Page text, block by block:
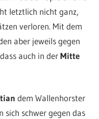
letztlich nicht ganz,
verloren. Mit dem
aber jeweils gegen
auch in derMitte
dem Wallenhorster
sich schwer gegen das